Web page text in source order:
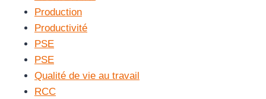
Production
Productivité
PSE
PSE
Qualité de vie au travail
RCC